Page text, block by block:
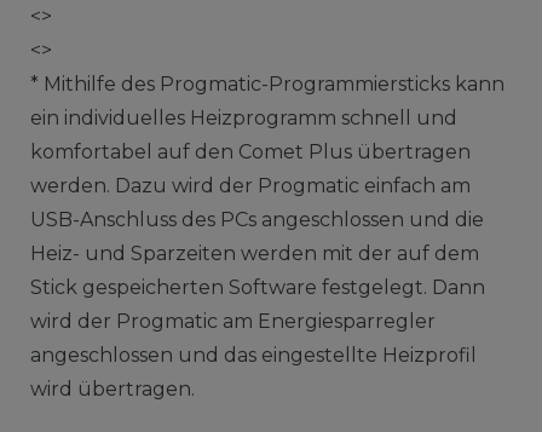
<>
<>
* Mithilfe des Progmatic-Programmiersticks kann
ein individuelles Heizprogramm schnell und
komfortabel auf den Comet Plus übertragen
werden. Dazu wird der Progmatic einfach am
USB-Anschluss des PCs angeschlossen und die
Heiz- und Sparzeiten werden mit der auf dem
Stick gespeicherten Software festgelegt. Dann
wird der Progmatic am Energiesparregler
angeschlossen und das eingestellte Heizprofil
wird übertragen.